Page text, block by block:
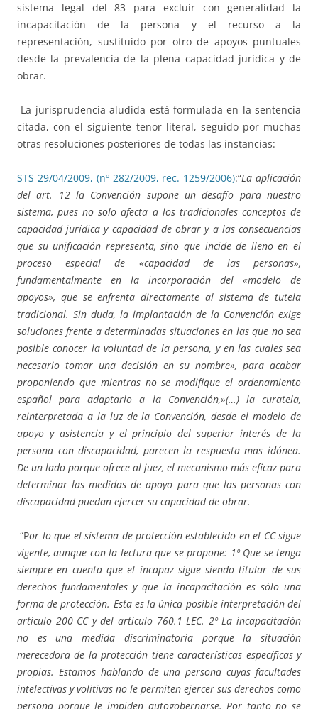
sistema legal del 83 para excluir con generalidad la
incapacitación de la persona y el recurso a la
representación, sustituido por otro de apoyos puntuales
desde la prevalencia de la plena capacidad jurídica y de
obrar.
La jurisprudencia aludida está formulada en la sentencia
citada, con el siguiente tenor literal, seguido por muchas
otras resoluciones posteriores de todas las instancias:
STS 29/04/2009, (nº 282/2009, rec. 1259/2006):“La aplicación
del art. 12 la Convención supone un desafío para nuestro
sistema, pues no solo afecta a los tradicionales conceptos de
capacidad jurídica y capacidad de obrar y a las consecuencias
que su unificación representa, sino que incide de lleno en el
proceso especial de «capacidad de las personas»,
fundamentalmente en la incorporación del «modelo de
apoyos», que se enfrenta directamente al sistema de tutela
tradicional. Sin duda, la implantación de la Convención exige
soluciones frente a determinadas situaciones en las que no sea
posible conocer la voluntad de la persona, y en las cuales sea
necesario tomar una decisión en su nombre», para acabar
proponiendo que mientras no se modifique el ordenamiento
español para adaptarlo a la Convención,»(…) la curatela,
reinterpretada a la luz de la Convención, desde el modelo de
apoyo y asistencia y el principio del superior interés de la
persona con discapacidad, parecen la respuesta mas idónea.
De un lado porque ofrece al juez, el mecanismo más eficaz para
determinar las medidas de apoyo para que las personas con
discapacidad puedan ejercer su capacidad de obrar.
“Por lo que el sistema de protección establecido en el CC sigue
vigente, aunque con la lectura que se propone: 1º Que se tenga
siempre en cuenta que el incapaz sigue siendo titular de sus
derechos fundamentales y que la incapacitación es sólo una
forma de protección. Esta es la única posible interpretación del
artículo 200 CC y del artículo 760.1 LEC. 2º La incapacitación
no es una medida discriminatoria porque la situación
merecedora de la protección tiene características específicas y
propias. Estamos hablando de una persona cuyas facultades
intelectivas y volitivas no le permiten ejercer sus derechos como
persona porque le impiden autogobernarse. Por tanto no se